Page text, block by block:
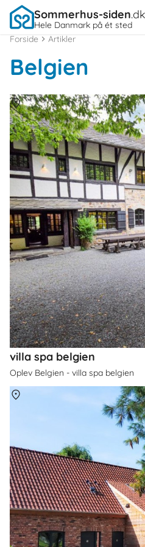
Sommerhus-siden.dk
Hele Danmark på ét sted
Forside
Artikler
Belgien
villa spa belgien
Oplev Belgien - villa spa belgien
OmBelgien